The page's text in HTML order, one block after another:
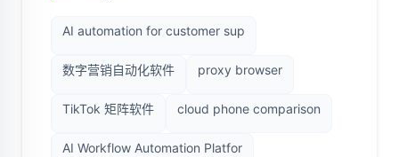
AI automation for customer sup
数字营销自动化软件 proxy browser
TikTok 矩阵软件 cloud phone comparison
AI Workflow Automation Platfor